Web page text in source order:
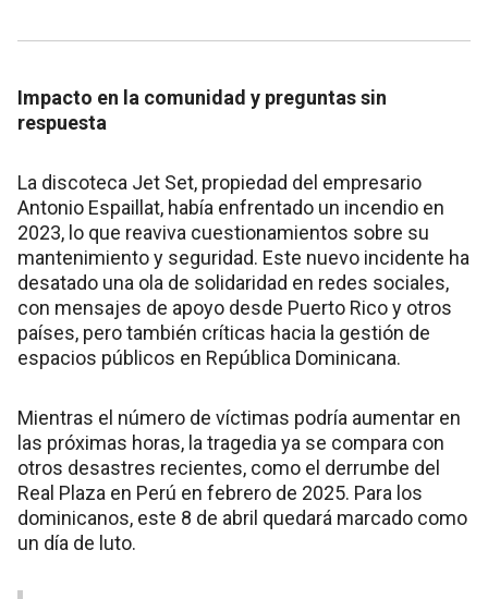
Impacto en la comunidad y preguntas sin
respuesta
La discoteca Jet Set, propiedad del empresario
Antonio Espaillat, había enfrentado un incendio en
2023, lo que reaviva cuestionamientos sobre su
mantenimiento y seguridad. Este nuevo incidente ha
desatado una ola de solidaridad en redes sociales,
con mensajes de apoyo desde Puerto Rico y otros
países, pero también críticas hacia la gestión de
espacios públicos en República Dominicana.
Mientras el número de víctimas podría aumentar en
las próximas horas, la tragedia ya se compara con
otros desastres recientes, como el derrumbe del
Real Plaza en Perú en febrero de 2025. Para los
dominicanos, este 8 de abril quedará marcado como
un día de luto.